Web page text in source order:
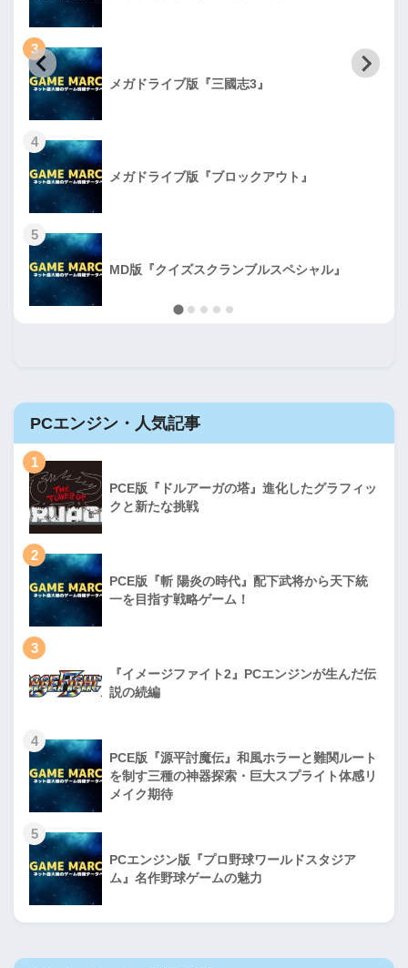
3
メガドライブ版『三國志3』
4
メガドライブ版『ブロックアウト』
5
MD版『クイズスクランブルスペシャル』
PCエンジン・人気記事
1
PCE版『ドルアーガの塔』進化したグラフィッ
クと新たな挑戦
2
PCE版『斬 陽炎の時代』配下武将から天下統
一を目指す戦略ゲーム！
3
『イメージファイト2』PCエンジンが生んだ伝
説の続編
4
PCE版『源平討魔伝』和風ホラーと難関ルート
を制す三種の神器探索・巨大スプライト体感リ
メイク期待
5
PCエンジン版『プロ野球ワールドスタジア
ム』名作野球ゲームの魅力